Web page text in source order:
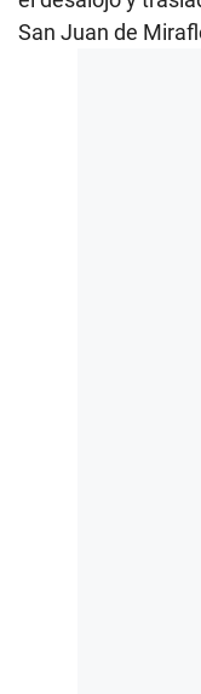
San Juan de